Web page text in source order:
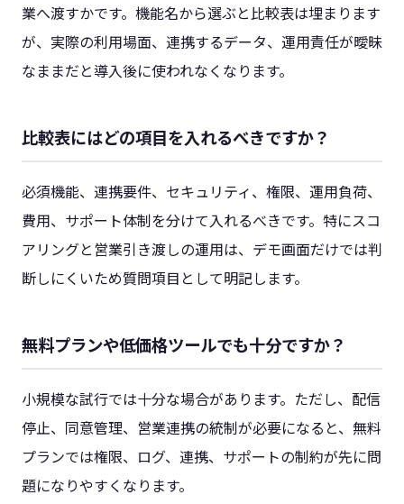
業へ渡すかです。機能名から選ぶと比較表は埋まります
が、実際の利用場面、連携するデータ、運用責任が曖昧
なままだと導入後に使われなくなります。
比較表にはどの項目を入れるべきですか？
必須機能、連携要件、セキュリティ、権限、運用負荷、
費用、サポート体制を分けて入れるべきです。特にスコ
アリングと営業引き渡しの運用は、デモ画面だけでは判
断しにくいため質問項目として明記します。
無料プランや低価格ツールでも十分ですか？
小規模な試行では十分な場合があります。ただし、配信
停止、同意管理、営業連携の統制が必要になると、無料
プランでは権限、ログ、連携、サポートの制約が先に問
題になりやすくなります。